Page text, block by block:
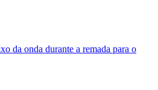
da onda durante a remada para o